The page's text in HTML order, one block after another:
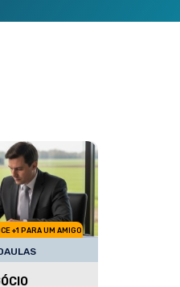
+1 PARA UM AMIGO